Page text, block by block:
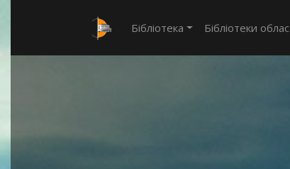
Бібліотека Бібліотеки